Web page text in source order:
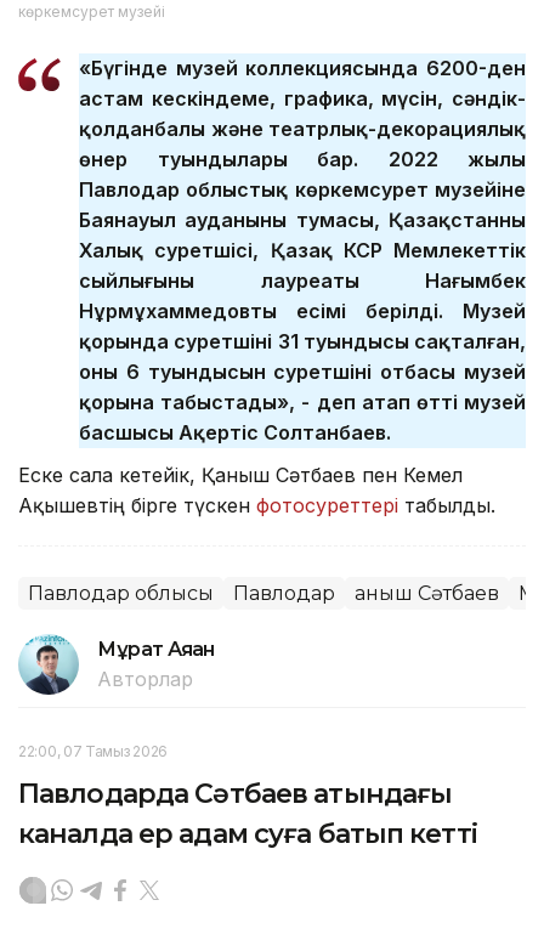
көркемсурет музейі
«Бүгінде музей коллекциясында 6200-ден
астам кескіндеме, графика, мүсін, сәндік-
қолданбалы және театрлық-декорациялық
өнер туындылары бар. 2022 жылы
Павлодар облыстық көркемсурет музейіне
Баянауыл ауданының тумасы, Қазақстанның
Халық суретшісі, Қазақ КСР Мемлекеттік
сыйлығының лауреаты Нағымбек
Нұрмұхаммедовтың есімі берілді. Музей
қорында суретшінің 31 туындысы сақталған,
оның 6 туындысын суретшінің отбасы музей
қорына табыстады», - деп атап өтті музей
басшысы Ақертіс Солтанбаев.
Еске сала кетейік, Қаныш Сәтбаев пен Кемел
Ақышевтің бірге түскен фотосуреттері табылды.
Павлодар облысы Павлодар Қаныш Сәтбаев
Мұрат Аяған
Авторлар
22:00, 07 Тамыз 2026
Павлодарда Сәтбаев атындағы
каналда ер адам суға батып кетті